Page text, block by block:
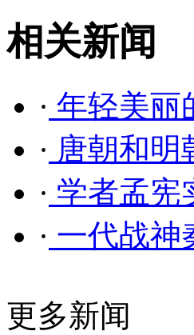
相关新闻
· 年轻美丽
· 唐朝和明
· 学者孟宪
· 一代战神
更多新闻